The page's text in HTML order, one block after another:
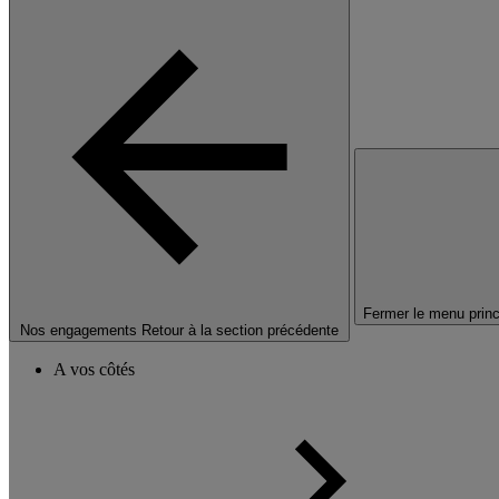
Nos engagements Retour à la section précédente
Fermer le menu
A vos côtés